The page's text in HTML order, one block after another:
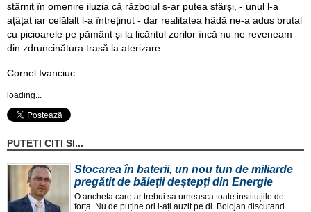
stârnit în omenire iluzia că războiul s-ar putea sfârși, - unul l-a
ațâțat iar celălalt l-a întreținut - dar realitatea hâdă ne-a adus brutal
cu picioarele pe pământ și la licăritul zorilor încă nu ne reveneam
din zdruncinătura trasă la aterizare.
Cornel Ivanciuc
loading...
PUTETI CITI SI...
Stocarea în baterii, un nou tun de miliarde
pregătit de băieții deștepți din Energie
O ancheta care ar trebui sa urneasca toate instituțiile de
forța. Nu de puține ori l-ați auzit pe dl. Bolojan discutand ...